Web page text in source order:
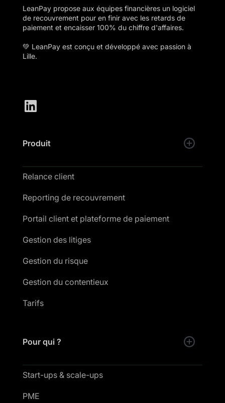
LeanPay propose aux équipes financières un logiciel
de recouvrement pour en finir avec les retards de
paiement et encaisser 100% du chiffre d'affaires.
💚 LeanPay est conçu et développé avec passion à
Lille.
Produit
Relance client
Reporting de recouvrement
Portail client et plateforme de paiement
Gestion des litiges
Gestion du risque
Gestion du contentieux
Tarifs
Pour qui ?
Start-ups & scale-ups
PME